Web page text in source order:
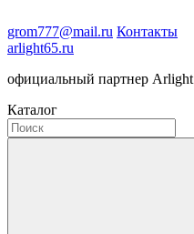
grom777@mail.ru Контакты
arlight65.ru
официальный партнер Arlight
Каталог